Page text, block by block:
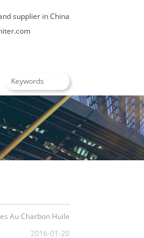
supplier in China
Au Charbon Huile
2016-01-20